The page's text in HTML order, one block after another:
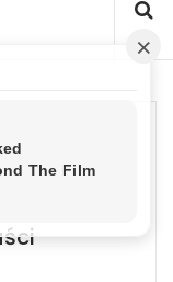
–
Odejść